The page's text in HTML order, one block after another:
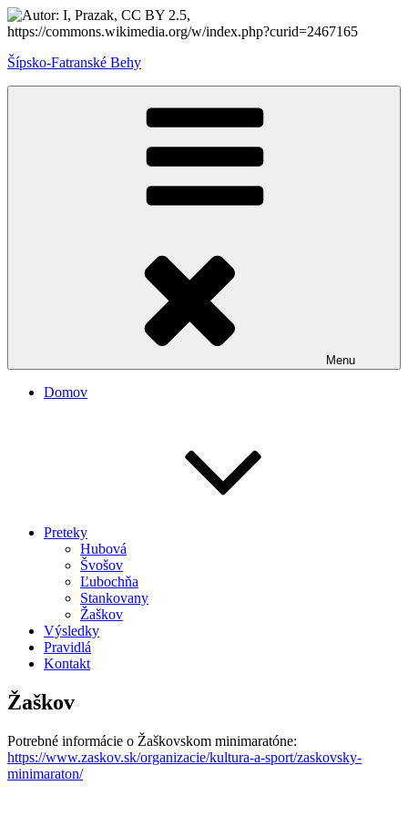
Prejsť
na
Šípsko-Fatranské Behy
Menu
Domov
Preteky
Hubová
Švošov
Ľubochňa
Stankovany
Žaškov
Výsledky
Pravidlá
Kontakt
Žaškov
Potrebné informácie o Žaškovskom minimaratóne:
https://www.zaskov.sk/organizacie/kultura-a-sport/zaskovsky-
minimaraton/